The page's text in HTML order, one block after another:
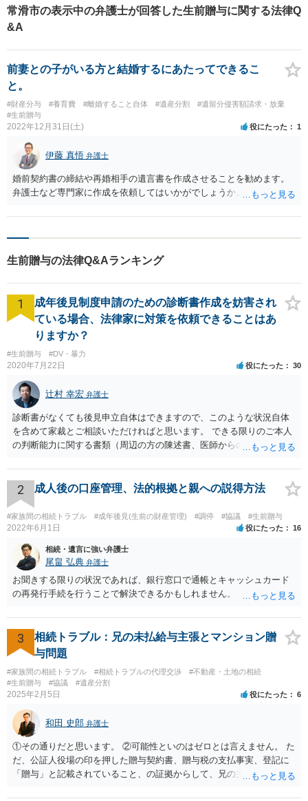
常滑市の表示中の弁護士が回答した生前贈与に関する法律Q
&A
前妻との子がいる方と結婚するにあたってできるこ
と。
#財産分与 #養育費 #離婚すること自体 #遺産分割
#遺留分侵害額請求・放棄
#生前贈与
2022年12月31日(土) 役にたった 1
伊藤 真悟 弁護士
婚前契約書の締結や再婚相手の遺言書を作成させることを勧めます。
弁護士など専門家に作成を依頼してはいかがでしょうか。
生前贈与の法律Q&Aランキング
1
成年後見制度申請のための診断書作成を妨害され
ている場合、法律家に対策を依頼できることはあ
りますか？
#生前贈与 #DV・暴力
2020年7月22日 役にたった 30
辻村 幸宏 弁護士
診断書がなくても後見申立自体はできますので、このような状況自体
を含めて家裁とご相談いただければと思います。 できる限りのご本人
の判断能力に関する書類（周辺の方の陳述書、医師からの聴取書等）
をしていただければそこから先は進むのではないかと存じます。 ま
た、Aさんの意向を酌みすぎるあまりに後見申立ができない状況にして
いる施設の問題もありますので、当該地域の地域包括支援センターに
ご相談されるのもひとつの方法です。
2 成人後の口座管理、法的根拠と親への説得方法
#家族間の相続トラブル #成年後見(生前の財産管理) #調停 #協議 #生前贈与
2022年6月1日 役にたった 16
相続・遺言に強い弁護士
尾畠 弘典 弁護士
お聞きする限りの状況であれば、銀行窓口で通帳とキャッシュカード
の再発行手続を行うことで解決できるかもしれません。
3
相続トラブル：兄の未払給与主張とマンション贈
与問題
#家族間の相続トラブル #相続トラブルの代理交渉
#不動産・土地の相続
#生前贈与
#協議 #遺産分割
2025年2月5日 役にたった 6
和田 史郎 弁護士
①その通りだと思います。 ②可能性といのはゼロとは言えません。 た
だ、公証人役場の印を押した贈与契約書、贈与税の支払事実、登記に
「贈与」と記載されていること、の証拠からして、兄の主張は通らな